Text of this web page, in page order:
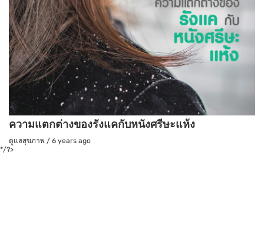
ความแตกต่างของรังแคกับหนังศรีษะแห้ง
ดูแลสุขภาพ / 6 years ago
*/?>